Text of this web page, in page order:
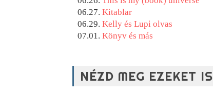
06.27. Kitablar
06.29. Kelly és Lupi olvas
07.01. Könyv és más
NÉZD MEG EZEKET IS